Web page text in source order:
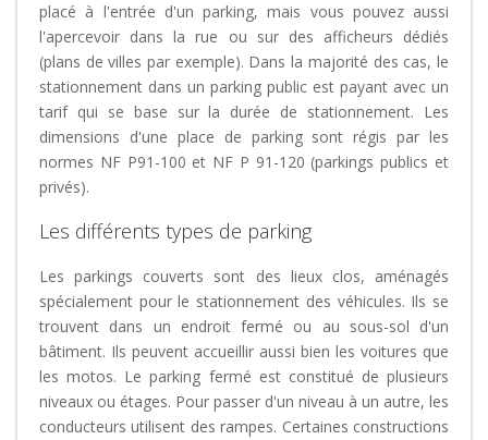
placé à l'entrée d'un parking, mais vous pouvez aussi
l'apercevoir dans la rue ou sur des afficheurs dédiés
(plans de villes par exemple). Dans la majorité des cas, le
stationnement dans un parking public est payant avec un
tarif qui se base sur la durée de stationnement. Les
dimensions d'une place de parking sont régis par les
normes NF P91-100 et NF P 91-120 (parkings publics et
privés).
Les différents types de parking
Les parkings couverts sont des lieux clos, aménagés
spécialement pour le stationnement des véhicules. Ils se
trouvent dans un endroit fermé ou au sous-sol d'un
bâtiment. Ils peuvent accueillir aussi bien les voitures que
les motos. Le parking fermé est constitué de plusieurs
niveaux ou étages. Pour passer d'un niveau à un autre, les
conducteurs utilisent des rampes. Certaines constructions